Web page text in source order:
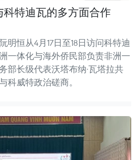
特迪瓦的多方面合作
明恒从4月17日至18日访问科特迪
一体化与海外侨民部负责非洲一
部长级代表沃塔布纳·瓦塔拉共
科威特政治磋商。